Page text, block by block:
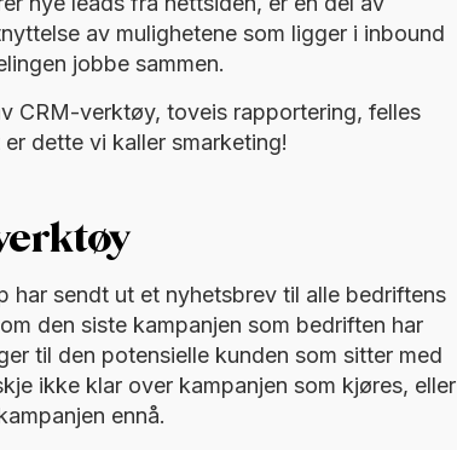
av mulighetene som ligger i inbound
jobbe sammen.
CRM-verktøy, toveis rapportering, felles
dette vi kaller smarketing!
har sendt ut et nyhetsbrev til alle bedriftens
den siste kampanjen som bedriften har
til den potensielle kunden som sitter med
ikke klar over kampanjen som kjøres, eller
ennå.